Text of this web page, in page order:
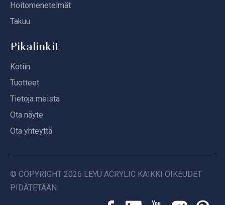
Hoitomenetelmät
Takuu
Pikalinkit
Kotiin
Tuotteet
Tietoja meistä
Ota näyte
Ota yhteyttä
© COPYRIGHT 2026 LEYU ACRYLIC KAIKKI OIKEUDET
PIDÄTETÄÄN.